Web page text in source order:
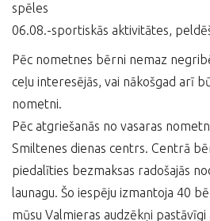
spēles
06.08.-sportiskās aktivitātes,
Pēc nometnes bērni nemaz
ceļu interesējās, vai nākošgad arī
nometni.
Pēc atgriešanās no vasaras
Smiltenes dienas centrs. Centrā
piedalīties bezmaksas radošajās
launagu. Šo iespēju izmantoja 40
mūsu Valmieras audzēkņi